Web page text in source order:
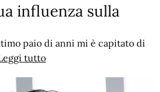
influenza sulla
paio di anni mi è capitato di
tutto